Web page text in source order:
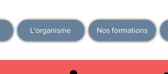
L'organisme Nos formations